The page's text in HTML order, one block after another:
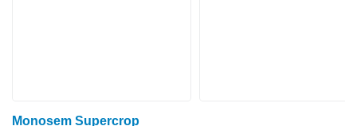
Monosem Supercrop